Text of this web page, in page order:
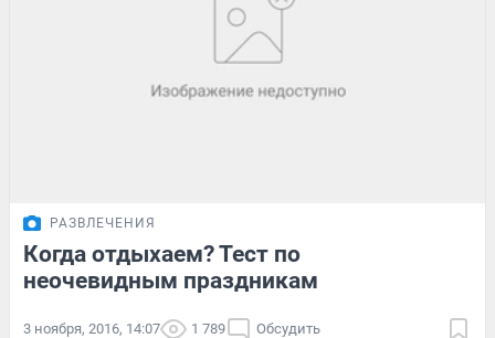
РАЗВЛЕЧЕНИЯ
Когда отдыхаем? Тест по
неочевидным праздникам
3 ноября, 2016, 14:07 1 789 Обсудить